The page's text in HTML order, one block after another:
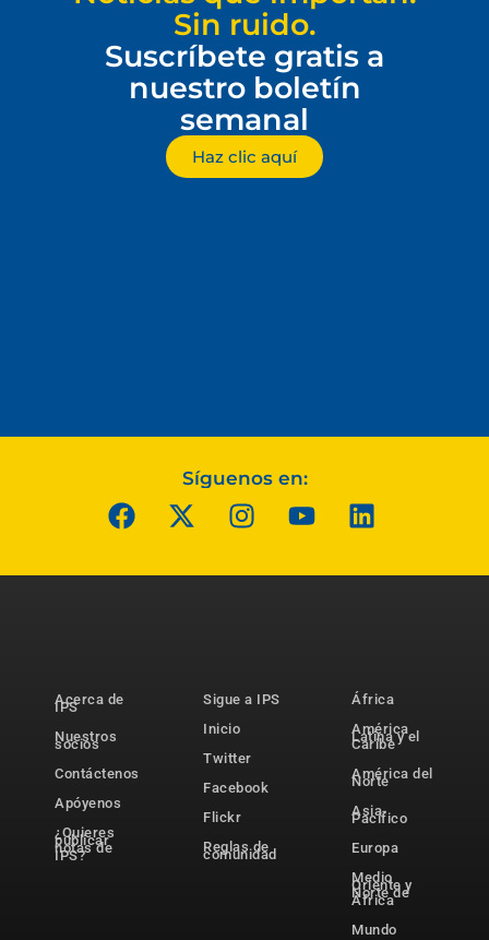
Sin ruido.
Suscríbete gratis a
nuestro boletín
semanal
Haz clic aquí
Síguenos en:
Acerca de
IPS
Nuestros
socios
Contáctenos
Apóyenos
¿Quieres
publicar
notas de
IPS?
Sigue a IPS
Inicio
Twitter
Facebook
Flickr
Reglas de
comunidad
África
América
Latina y el
Caribe
América del
Norte
Asia-
Pacífico
Europa
Medio
Oriente y
Norte de
África
Mundo